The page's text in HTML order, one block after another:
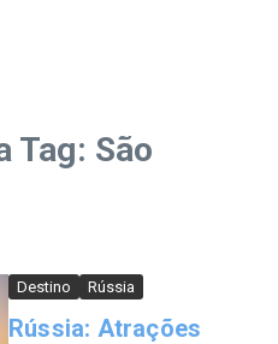
Tag: São
Destino Rússia
Rússia: Atrações